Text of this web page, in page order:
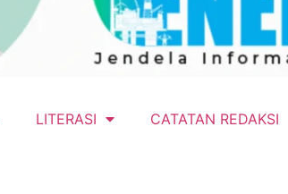
LITERASI CATATAN REDAKSI